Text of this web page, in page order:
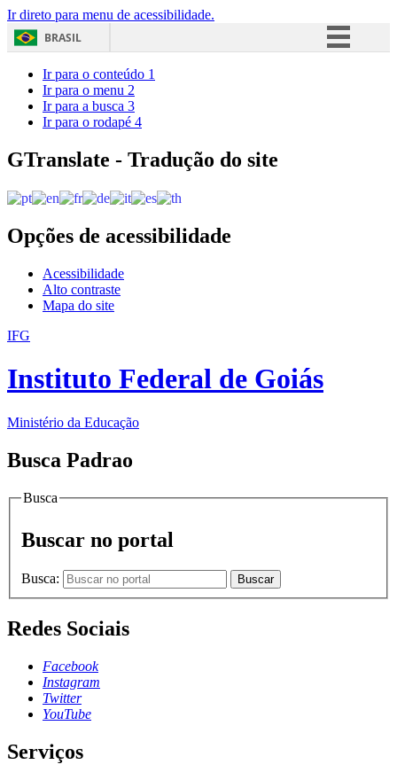
Ir direto para menu de acessibilidade.
BRASIL
Acesso à informação
Ir para o conteúdo 1
Ir para o menu 2
Ir para a busca 3
Ir para o rodapé 4
GTranslate - Tradução do site
Opções de acessibilidade
Acessibilidade
Alto contraste
Mapa do site
IFG
Instituto Federal de Goiás
Ministério da Educação
Busca Padrao
Busca
Buscar no portal
Busca: Buscar
Redes Sociais
Facebook
Instagram
Twitter
YouTube
Serviços